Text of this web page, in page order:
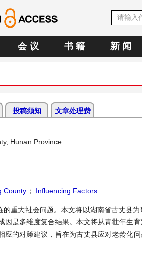
会 议 书 籍 新 闻
投稿须知 文章处理费
Hunan Province
County ； Influencing Factors
重大社会问题。本文将以湖南省古丈县
是多维度复合结果。本文将从青壮年生
的对策建议，旨在为古丈县应对老龄化